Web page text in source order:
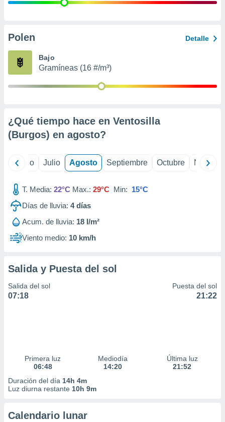
e
publicidad
Polen Detalle
Bajo
Gramíneas (16 #/m³)
¿Qué tiempo hace en Ventosilla
(Burgos) en agosto?
Junio Julio Agosto Septiembre Octubre
T. Media: 22°C Max.: 29°C Min: 15°C
Días de lluvia: 4días
Acum. de lluvia: 18 l/m²
Viento medio: 10 km/h
Salida y Puesta del sol
Salida del sol
07:18
Puesta del sol
21:22
Primera luz
06:48
Mediodía
14:20
Última luz
21:52
Duración del día 14h 4m
Luz diurna restante 10h 9m
Calendario lunar